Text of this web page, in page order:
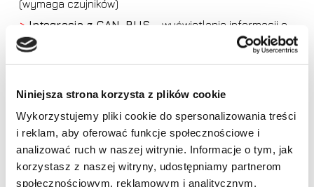
Niniejsza strona korzysta z plików cookie
Wykorzystujemy pliki cookie do spersonalizowania treści
i reklam, aby oferować funkcje społecznościowe i
analizować ruch w naszej witrynie. Informacje o tym, jak
korzystasz z naszej witryny, udostępniamy partnerom
społecznościowym, reklamowym i analitycznym.
Brak produktów w koszyku.
Idź do sklepu
(wymaga czujników)
> Integracja z CAN-BUS – wyświetlanie informacji o
spalaniu, przebiegu, temperaturze, stanie drzwi i więcej
(wymagane odpowiednie czujniki w pojeździe)